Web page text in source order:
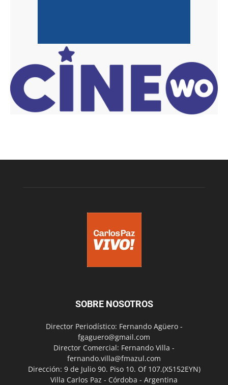
SOBRE NOSOTROS
Director Periodístico: Fernando Agüero -
fgaguero@gmail.com
Director Comercial: Fernando Villa -
fernando.villa@fmazul.com
Dirección: 9 de Julio 90. Piso 10. Of 107.(X5152EYN)
Villa Carlos Paz - Córdoba - Argentina